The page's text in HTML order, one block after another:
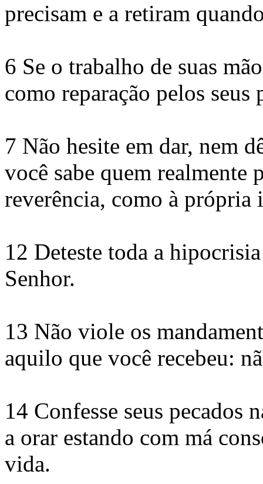
precisam e a retiram
6 Se o trabalho de suas
como reparação pelos seus
7 Não hesite em dar, nem
você sabe quem realmente
reverência, como à própria
12 Deteste toda a
Senhor.
13 Não viole os
aquilo que você recebeu:
14 Confesse seus pecados
a orar estando com má
vida.